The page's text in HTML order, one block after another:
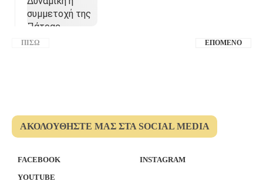
ΠΊΣΩ ΕΠΌΜΕΝΟ
ΑΚΟΛΟΥΘΉΣΤΕ ΜΑΣ ΣΤΑ SOCIAL MEDIA
FACEBOOK
INSTAGRAM
YOUTUBE